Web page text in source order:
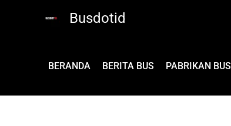
Busdotid
BERANDA BERITA BUS PABRIKAN BUS